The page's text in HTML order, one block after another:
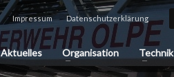
Impressum Datenschutzerklärung
Aktuelles Organisation Technik